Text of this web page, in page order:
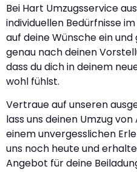
Bei Hart Umzugsservice
individuellen Bedürfnisse
auf deine Wünsche ein
genau nach deinen
dass du dich in deinem
wohl fühlst.
Vertraue auf unseren
lass uns deinen Umzug
einem unvergesslichen
uns noch heute und
Angebot für deine